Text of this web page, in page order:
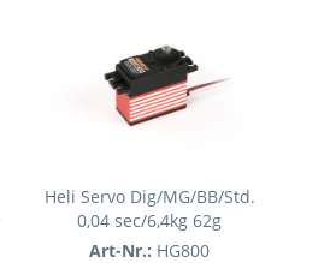
Heli Servo Dig/MG/BB/Std.
0,04 sec/6,4kg 62g
Art-Nr.: HG800